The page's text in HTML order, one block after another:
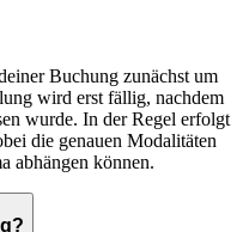
Buchung zunächst um
wird erst fällig, nachdem
wurde. In der Regel erfolgt
die genauen Modalitäten
abhängen können.